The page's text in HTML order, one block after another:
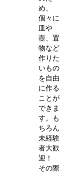
め、
個々に
皿や
壺、置
物など
作りた
いもの
を自由
に作る
ことが
できま
す。も
ちろん
未経験
者大歓
迎！
その際